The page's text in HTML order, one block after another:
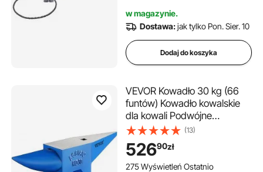
w magazynie.
Dostawa:jak tylko Pon. Sier. 10
Dodaj do koszyka
VEVOR Kowadło 30 kg (66
funtów) Kowadło kowalskie
dla kowali Podwójne
narzędzie kowalskie ze stali o
wytrzymałym ostrzu
(13)
52690zł
275 Wyświetleń Ostatnio